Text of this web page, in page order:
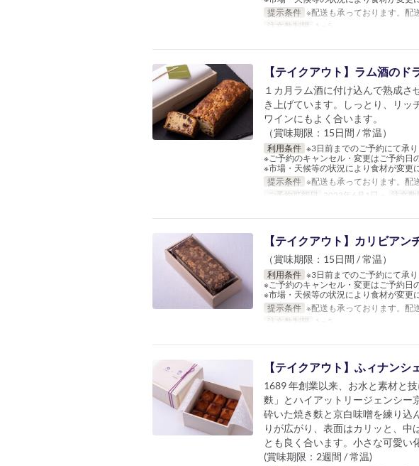
提示条件 ※配送も承っております。配
注文数制限
1 ~ 5
【テイクアウト】ラム酒の
１カ月ラム酒に付け込んで熟成
き上げています。しっとり、リッ
ワインにもよく合います。
（賞味期限：15日間 / 常温）
利用条件 ※3日前までのご予約にて承り
※ご予約のキャンセル・変更はご予約日
※市場・天候等の状況により食材が変更
提示条件 ※配送も承っております。配
ご予約可能日
2023年6月1日 ~ 注文数
【テイクアウト】カリビア
（賞味期限：15日間 / 常温）
利用条件 ※3日前までのご予約にて承り
※ご予約のキャンセル・変更はご予約日
※市場・天候等の状況により食材が変更
提示条件 ※配送も承っております。配
注文数制限
1 ~ 5
【テイクアウト】ふィナンシ
1689 年創業以来、お水と素材と
麩」とハイアットリージェンシー
砕いた焼き麩と京白味噌を練り込
りが広がり、表面はカリッと、
とも良く合います。小さな可愛い
(賞味期限：2週間 / 常温)